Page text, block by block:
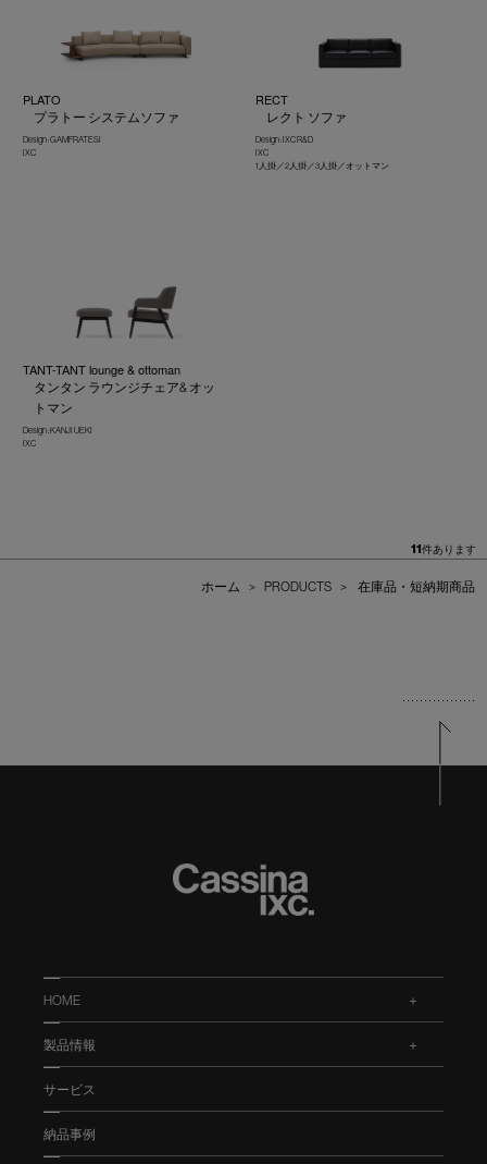
PLATO
プラトー システムソファ
Design : GAMFRATESI
IXC
RECT
レクト ソファ
Design : IXC R&D
IXC
1人掛／2人掛／3人掛／オットマン
TANT-TANT lounge & ottoman
タンタン ラウンジチェア& オッ
トマン
Design : KANJI UEKI
IXC
11件あります
ホーム > PRODUCTS > 在庫品・短納期商品
HOME
製品情報
サービス
納品事例